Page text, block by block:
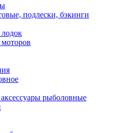
подлески, бэкинги
рыболовные